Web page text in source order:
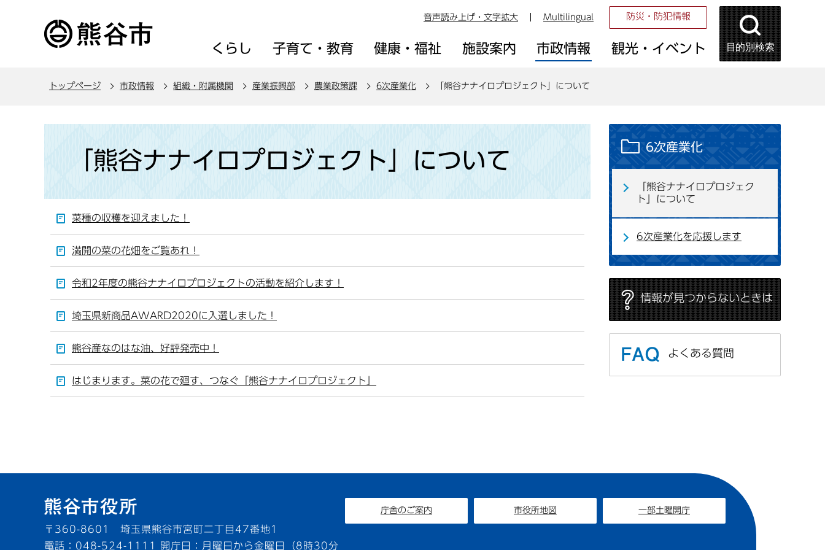
音声読み上げ・文字拡大 Multilingual 防災・防犯情報
くらし 子育て・教育 健康・福祉 施設案内 市政情報 観光・イベント 目的別検索
トップページ 市政情報 組織・附属機関 産業振興部 農業政策課 6次産業化 「熊谷ナナイロプロジェクト」について
か
「熊谷ナナイロプロジェクト」について
菜種の収穫を迎えました！
満開の菜の花畑をご覧あれ！
令和2年度の熊谷ナナイロプロジェクトの活動を紹介します！
埼玉県新商品AWARD2020に入選しました！
熊谷産なのはな油、好評発売中！
はじまります。菜の花で廻す、つなぐ「熊谷ナナイロプロジェクト」
6次産業化
「熊谷ナナイロプロジェク
ト」について
6次産業化を応援します
情報が見つからないときは
よくある質問
〒360-8601 埼玉県熊谷市宮町二丁目47番地1
電話：048-524-1111
開庁日：月曜日から金曜日（8時30分
庁舎のご案内 市役所地図 一部土曜開庁